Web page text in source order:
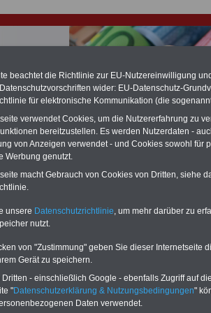
für Beamte & Ruhestandsbeamte (zu
hat die Landesbesoldung von
erklärt (Berlin muss bisMärz 2027
die zun hohen Nachzahlungen führen
wird es hohe Nachzahlungen
alle (!) Beamte zwischen mind. 3.000 und 13.000
hierzu eine Broschüre heraus, die unmittelbar
der Bundesregierung vorgelegt wird (im II.
Beamte und den öffentlichen Dienst
vier Jahre
mit drei Ratgebern für nur
für Beamtinnen
PDF-
wichtigen
beachtet die Richtlinie zur EU-Nutzereinwilligung
wider: EU-Datenschutz-
für elektronische Kommunikation (die
verwendet Cookies, um die Nutzererfahrung zu
bereitzustellen. Es werden Nutzerdaten -
von Anzeigen verwendet - und Cookies sowohl für
Werbung genutzt.
macht Gebrauch von Cookies von Dritten, siehe
unsere Datenschutzrichtlinie , um mehr darüber zu
nutzt.
von "Zustimmung" geben Sie dieser Internetseite
Gerät zu speichern.
- einschließlich Google - ebenfalls Zugriff auf
"Datenschutzerklärung & Nutzungsbedingungen"
Daten verwendet.